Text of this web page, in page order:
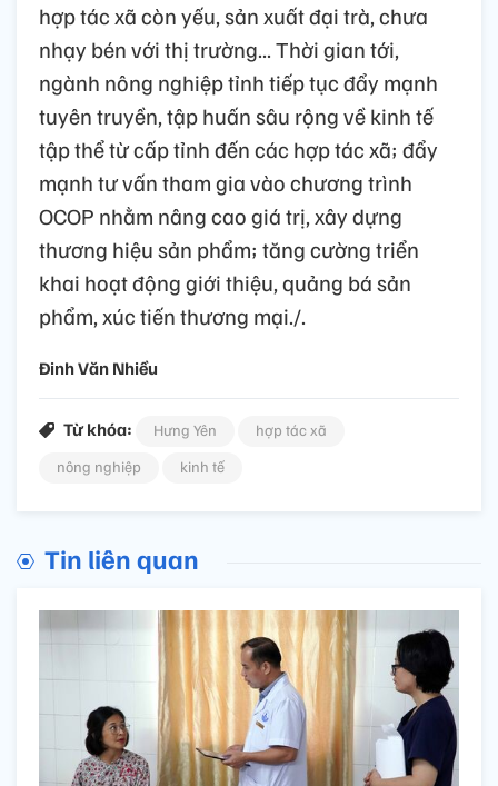
hợp tác xã còn yếu, sản xuất đại trà, chưa
nhạy bén với thị trường... Thời gian tới,
ngành nông nghiệp tỉnh tiếp tục đẩy mạnh
tuyên truyền, tập huấn sâu rộng về kinh tế
tập thể từ cấp tỉnh đến các hợp tác xã; đẩy
mạnh tư vấn tham gia vào chương trình
OCOP nhằm nâng cao giá trị, xây dựng
thương hiệu sản phẩm; tăng cường triển
khai hoạt động giới thiệu, quảng bá sản
phẩm, xúc tiến thương mại./.
Đinh Văn Nhiều
Từ khóa: Hưng Yên
hợp tác xã
nông nghiệp
kinh tế
Tin liên quan